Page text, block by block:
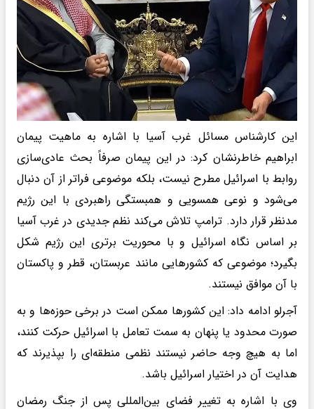
این کارشناس مسائل غرب آسیا با اشاره به ماهیت پیمان
ابراهیم خاطرنشان کرد: در این پیمان صرفاً بحث عادی‌سازی
روابط با اسرائیل مطرح نیست، بلکه موضوعی فراتر از آن دنبال
می‌شود و نوعی همسویی و همبستگی راهبردی با این رژیم
مدنظر قرار دارد. ترامپ تلاش می‌کند نظم جدیدی در غرب آسیا
بر اساس نگاه اسرائیل و با محوریت برتری این رژیم شکل
بگیرد؛ موضوعی که کشورهایی مانند عربستان، قطر و پاکستان
با آن موافق نیستند.
آجرلو ادامه داد: این کشورها ممکن است در برخی حوزه‌ها و به
صورت محدود یا پنهان به سمت تعامل با اسرائیل حرکت کنند،
اما به هیچ وجه حاضر نیستند نظمی منطقه‌ای را بپذیرند که
هدایت آن در اختیار اسرائیل باشد.
وی با اشاره به تغییر فضای بین‌المللی پس از جنگ رمضان